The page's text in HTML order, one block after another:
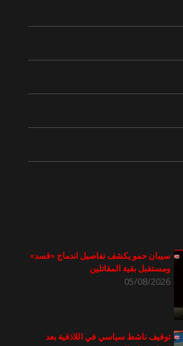
سيبان حمو يكشف تفاصيل اندماج «قسد»
ومستقبل بقية المقاتلين
05/08/2026
توقيف ناشط سياسي في اللاذقية بعد